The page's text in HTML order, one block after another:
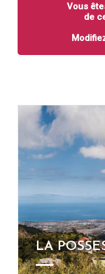
Vous
de
LA